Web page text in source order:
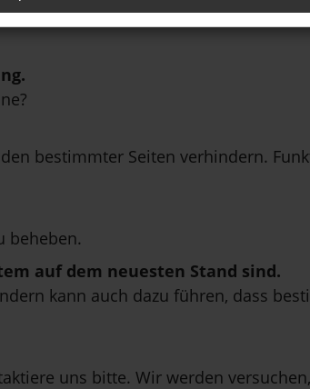
bestimmter Seiten verhindern.
beheben.
auf dem neuesten Stand sind.
kann auch dazu führen, dass
uns bitte. Wir werden